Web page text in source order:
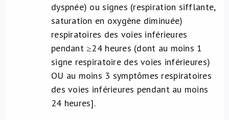
dyspnée) ou signes (respiration sifflante,
saturation en oxygène diminuée)
respiratoires des voies inférieures
pendant ≥24 heures (dont au moins 1
signe respiratoire des voies inférieures)
OU au moins 3 symptômes respiratoires
des voies inférieures pendant au moins
24 heures].